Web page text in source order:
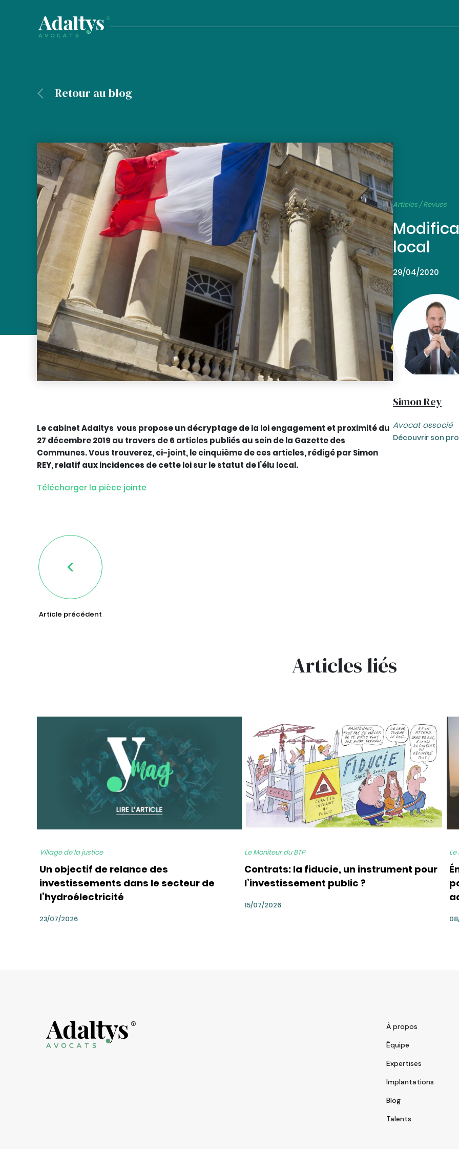
Retour au blog
Articles / Revues
local
29/04/2020
Le cabinet Adaltys vous propose un décryptage de la loi engagement et proximité du
27 décembre 2019 au travers de 6 articles publiés au sein de la Gazette des
Communes. Vous trouverez, ci-joint, le cinquième de ces articles, rédigé par Simon
REY, relatif aux incidences de cette loi sur le statut de l’élu local.
Télécharger la pièce jointe
Simon Rey
Avocat associé
Découvrir son
Articles liés
Village de la justice
Un objectif de relance des
investissements dans le secteur de
l’hydroélectricité
23/07/2026
Le Moniteur du BTP
Contrats: la fiducie, un instrument pour
l’investissement public ?
15/07/2026
bg
Le
À propos
Équipe
Expertises
Implantations
Blog
Talents